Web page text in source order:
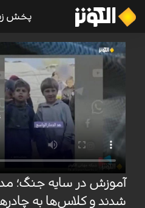
پخش
آموزش در سایه جنگ؛
شدند و کلاس‌ها به